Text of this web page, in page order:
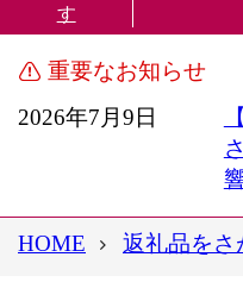
す
重要なお知らせ
2026年7月9日
HOME 返礼品をさ